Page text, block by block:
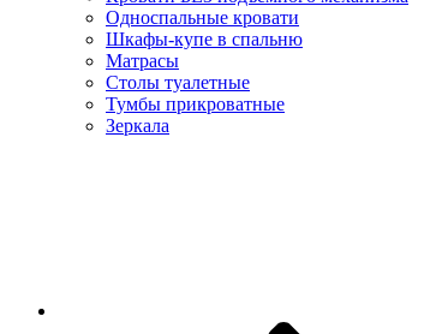
Односпальные кровати
Шкафы-купе в спальню
Матрасы
Столы туалетные
Тумбы прикроватные
Зеркала